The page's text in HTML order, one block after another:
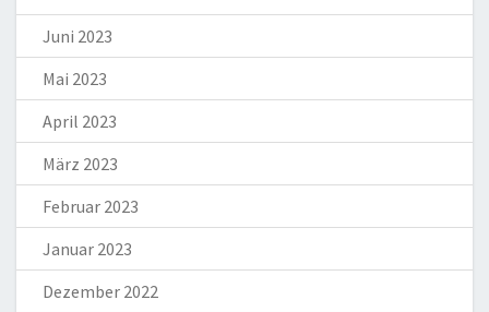
Juni 2023
Mai 2023
April 2023
März 2023
Februar 2023
Januar 2023
Dezember 2022